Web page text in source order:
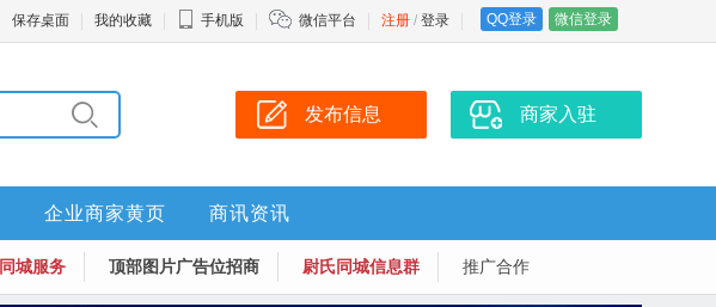
注册 / 登录 QQ登录 微信登录
保存桌面 我的收藏 手机版 微信平台
发布信息 商家入驻
企业商家黄页 商讯资讯
同城服务 顶部图片广告位招商 尉氏同城信息群 推广合作